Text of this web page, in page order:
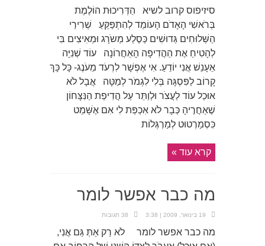
סיזיפוס קרוב לשיא הַדְּרִיכוּת הוֹלֶמֶת
בְּרֹאשִׁי הָאָדֹם הָעוֹמֵד לְהִתְפַּקֵּעַ שְׁרִירַי
הַשְּׁלוּחִים גְּדוּשִׁים כְּסֶלַע מְשֹרָג וּמְאִיצִים בִּי
לְהָטִיחַ אֶת הַהֲדִיפָה הָאַחֲרוֹנָה עוֹד שְׁנִיָּה
אֵעָנֵשׁ אֲנִי יוֹדֵעַ. אִי אֶפְשָׁר לִרְעֹד מֵעֹנֶג- כָּל כָּךְ
קָרוֹב לַפִּסְגָּה בְּלִי לִגְמֹר לְמַטָּה אֲבָל לֹא
אוּכַל עוֹד לַעֲצֹר וּלְוַתֵּר עַל הֲדִיפַת הַנִּצָּחוֹן
שֶׁאַחֲרֶיהָ כְּבָר לֹא אִכְפַּת לִי אִם אֶשָּׁמֵט
כִּסְמַרְטוּט לְמַרְגְּלוֹת
קרא עוד »
מה כבר אפשר לומר
19 בינואר, 2009 | 3:38 38 תגובות
מה כבר אפשר לומר לֹא רַק אַתְּ גַּם אֲנִי,